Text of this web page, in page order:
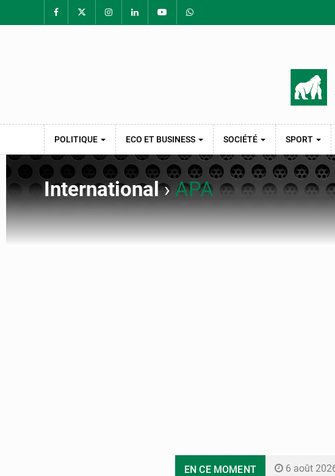
POLITIQUE ECO ET BUSINESS SOCIÉTÉ SPORT
International›APA
EN CE MOMENT 6 août